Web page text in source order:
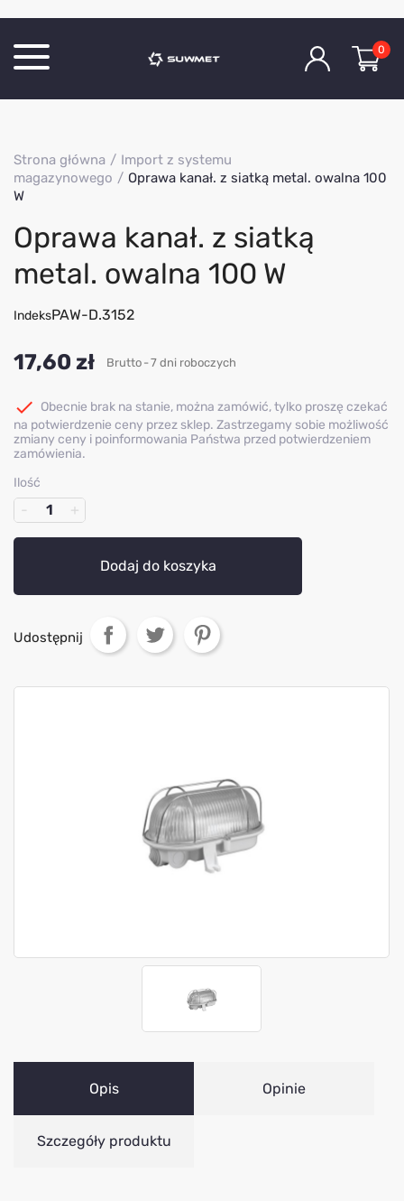
O Firmie
Aktualności
Kontakt
0
Strona główna
Import z systemu
magazynowego
Oprawa kanał. z siatką metal. owalna 100
W
Opis Opinie
Szczegóły produktu
Oprawa kanał. z siatką
metal. owalna 100 W
IndeksPAW-D.3152
17,60 zł Brutto 7 dni roboczych
 Obecnie brak na stanie, można zamówić, tylko proszę czekać
na potwierdzenie ceny przez sklep. Zastrzegamy sobie możliwość
zmiany ceny i poinformowania Państwa przed potwierdzeniem
zamówienia.
Ilość
Dodaj do koszyka
Udostępnij